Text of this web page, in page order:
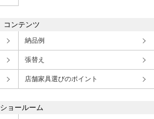
コンテンツ
納品例
張替え
店舗家具選びのポイント
ショールーム